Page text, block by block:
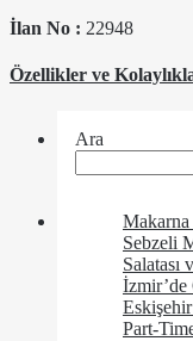
İlan No : 22948
Özellikler ve
Ara
Makarna
Sebzeli
Salatası
İzmir’de
Part-